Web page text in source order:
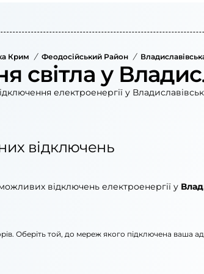
Крим / Феодосійський Район /
світла у
електроенергії у
відключень
відключень електроенергії у
Оберіть той, до мереж якого підключена ваша